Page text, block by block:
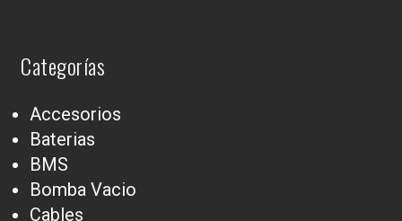
Categorías
Accesorios
Baterias
BMS
Bomba Vacio
Cables